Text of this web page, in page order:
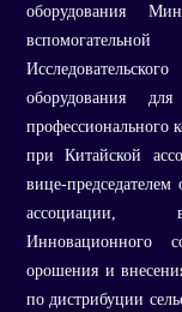
оборудования
оборудования
профессионального
при Китайской
вице-
ассоциации,
Инновационного
орошения и
по дистрибуции